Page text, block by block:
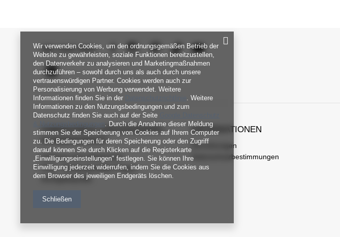
SEI UNS NAH
FABRIKPREIS-GROSSHANDEL-K
UNDENDIENST
Zahlung und Lieferkosten
FAQ - Häufig gestellte Fragen
Rückgabepolitik
INFORMATIONEN
Verordnungen
Datenschutzbestimmungen
Wir verwenden Cookies, um den ordnungsgemäßen Betrieb der
Website zu gewährleisten, soziale Funktionen bereitzustellen,
den Datenverkehr zu analysieren und Marketingmaßnahmen
durchzuführen – sowohl durch uns als auch durch unsere
vertrauenswürdigen Partner. Cookies werden auch zur
Personalisierung von Werbung verwendet. Weitere
Informationen finden Sie in der
. Weitere
Informationen zu den Nutzungsbedingungen und zum
Datenschutz finden Sie auch auf der Seite
& Nutzungsbedingungen . Durch die Annahme dieser Meldung
stimmen Sie der Speicherung von Cookies auf Ihrem Computer
zu. Die Bedingungen für deren Speicherung oder den Zugriff
darauf können Sie durch Klicken auf die Registerkarte
„Einwilligungseinstellungen" festlegen. Sie können Ihre
Einwilligung jederzeit widerrufen, indem Sie die Cookies aus
dem Browser des jeweiligen Endgeräts löschen.
Schließen